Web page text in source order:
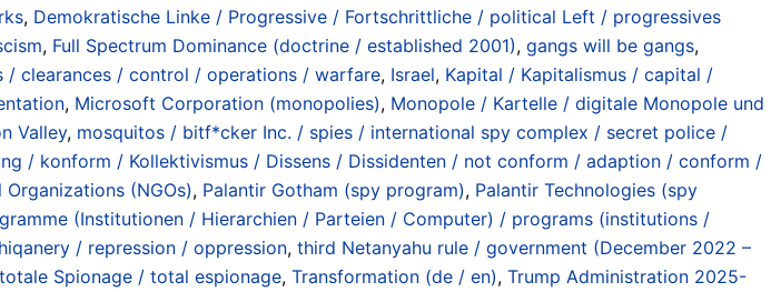
, Demokratische Linke / Progressive / Fortschrittliche / political Left / progressives
, Full Spectrum Dominance (doctrine / established 2001), gangs will be gangs,
/ clearances / control / operations / warfare, Israel, Kapital / Kapitalismus / capital /
, Microsoft Corporation (monopolies), Monopole / Kartelle / digitale Monopole und
Valley, mosquitos / bitf*cker Inc. / spies / international spy complex / secret police /
/ konform / Kollektivismus / Dissens / Dissidenten / not conform / adaption / conform /
(NGOs), Palantir Gotham (spy program), Palantir Technologies (spy
(Institutionen / Hierarchien / Parteien / Computer) / programs (institutions /
/ repression / oppression, third Netanyahu rule / government (December 2022 –
Spionage / total espionage, Transformation (de / en), Trump Administration 2025-